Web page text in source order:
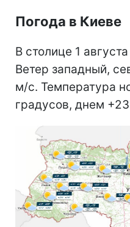
Погода в Киеве
В столице 1
Ветер западный,
м/с. Температура
градусов, днем